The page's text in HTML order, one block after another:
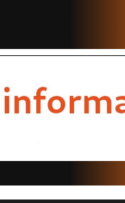
conductor anuncia